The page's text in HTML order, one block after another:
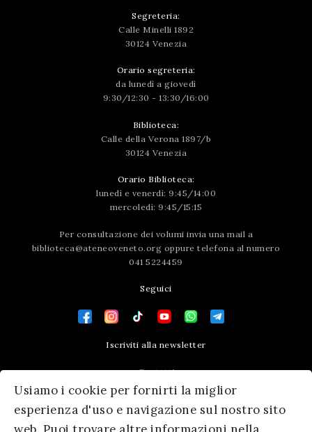
Usiamo i cookie per fornirti la miglior
esperienza d'uso e navigazione sul nostro sito
Segreteria:
Calle Minelli 1892
30124 Venezia
Orario segreteria:
da lunedì a giovedì
9:30/12:30 - 13:30/16:00
Biblioteca:
Calle della Verona 1897/b
30124 Venezia
Orario Biblioteca:
lunedì e venerdì: 9:45/14:00
mercoledì: 9:45/15:15
Per consultazione dei volumi invia una mail a
biblioteca@ateneoveneto.org oppure telefona al numero
041 5224459
Seguici
Iscriviti alla newsletter
Contatti